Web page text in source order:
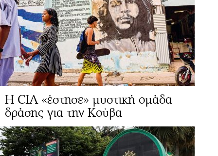
H CIA «έστησε» μυστική ομάδα
δράσης για την Κούβα